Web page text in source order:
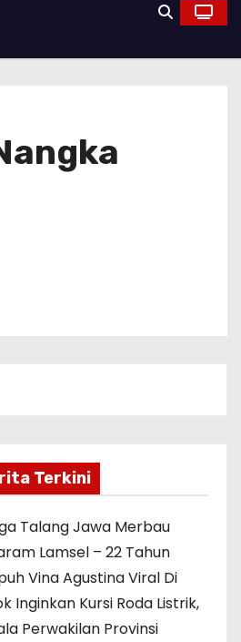
Terkini
Talang Jawa Merbau
Lamsel – 22 Tahun
Vina Agustina Viral Di
Inginkan Kursi Roda Listrik,
Perwakilan Provinsi